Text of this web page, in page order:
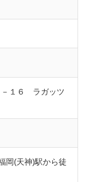
－１６ ラガッツ
岡(天神)駅から徒